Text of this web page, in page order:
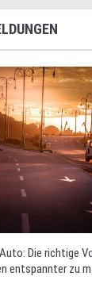
Die richtige
entspannter zu